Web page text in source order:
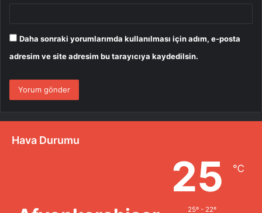
Daha sonraki yorumlarımda kullanılması için adım, e-posta
adresim ve site adresim bu tarayıcıya kaydedilsin.
Hava Durumu
25 ℃
25º - 22º